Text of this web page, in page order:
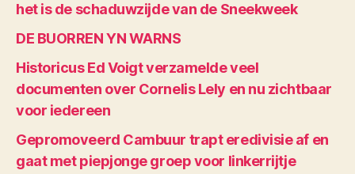
het is de schaduwzijde van de Sneekweek
DE BUORREN YN WARNS
Historicus Ed Voigt verzamelde veel
documenten over Cornelis Lely en nu zichtbaar
voor iedereen
Gepromoveerd Cambuur trapt eredivisie af en
gaat met piepjonge groep voor linkerrijtje